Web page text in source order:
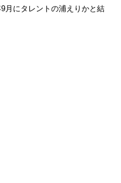
月にタレントの浦えりかと結